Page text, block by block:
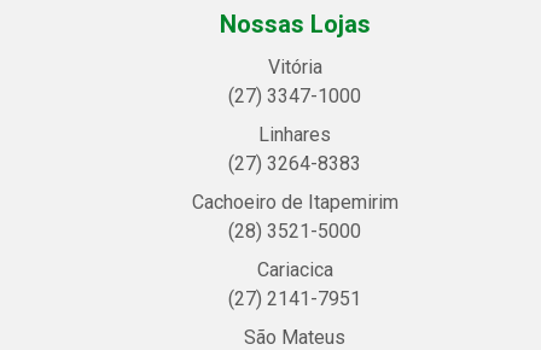
Nossas Lojas
Vitória
(27) 3347-1000
Linhares
(27) 3264-8383
Cachoeiro de Itapemirim
(28) 3521-5000
Cariacica
(27) 2141-7951
São Mateus